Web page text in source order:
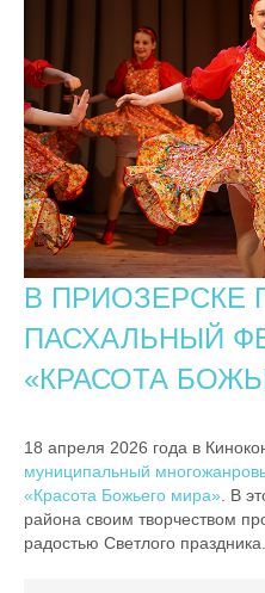
В ПРИОЗЕРСКЕ
ПАСХАЛЬНЫЙ
«КРАСОТА
18 апреля 2026 года в
муниципальный
«Красота Божьего мира». В
района своим творчеством
радостью Светлого праздника.